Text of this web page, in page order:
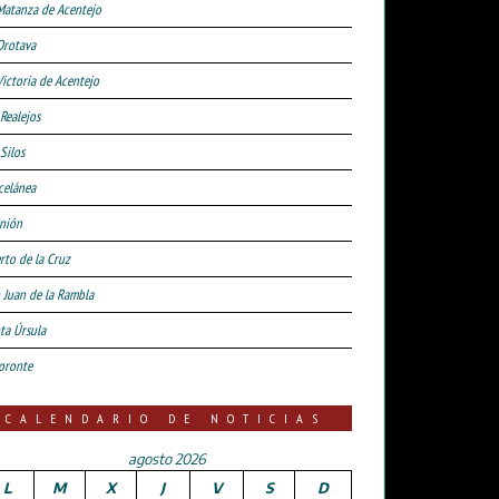
de Acentejo
de Acentejo
de la Cruz
Juan de la Rambla
Úrsula
CALENDARIO DE NOTICIAS
agosto 2026
L
M X J V S D